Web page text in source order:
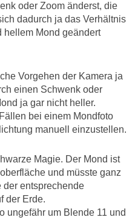
oder Zoom änderst, die
dadurch ja das Verhältnis
hellem Mond geändert
Vorgehen der Kamera ja
einen Schwenk oder
ja gar nicht heller.
bei einem Mondfoto
manuell einzustellen.
Magie. Der Mond ist
und müsste ganz
der entsprechende
der Erde.
ungefähr um Blende 11 und